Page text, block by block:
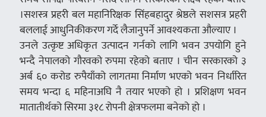
।सशस्त्र प्रहरी बल महानिरिक्षक सिंहबहादुर श्रेष्ठले सशसत्र प्रहरी
बललाई आधुनिकीकरण गर्दे लैजानुपर्ने आवश्यकता औल्याए ।
उनले उत्कृष्ट अधिकृत उत्पादन गर्नको लागि भवन उपयोगि हुने
भन्दै नेपालको गौरवको रुपमा रहेको बताए । चीन सरकारको ३
अर्ब ६० करोड रुपैयाँको लागतमा निर्माण भएको भवन निर्धारित
समय भन्दा ६ महिनाअघि नै तयार भएको हो । प्रशिक्षण भवन
मातातीर्थको सिरमा ३१८ रोपनी क्षेत्रफलमा बनेको हो ।